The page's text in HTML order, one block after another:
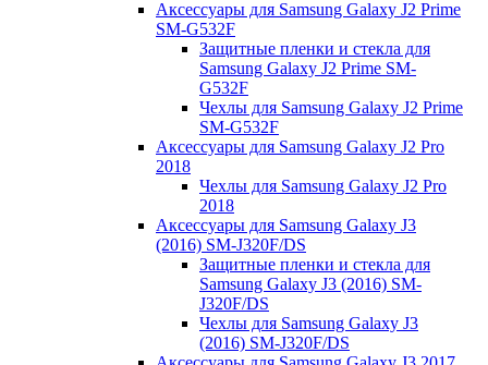
Аксессуары для Samsung Galaxy J2 Prime
SM-G532F
Защитные пленки и стекла для
Samsung Galaxy J2 Prime SM-
G532F
Чехлы для Samsung Galaxy J2 Prime
SM-G532F
Аксессуары для Samsung Galaxy J2 Pro
2018
Чехлы для Samsung Galaxy J2 Pro
2018
Аксессуары для Samsung Galaxy J3
(2016) SM-J320F/DS
Защитные пленки и стекла для
Samsung Galaxy J3 (2016) SM-
J320F/DS
Чехлы для Samsung Galaxy J3
(2016) SM-J320F/DS